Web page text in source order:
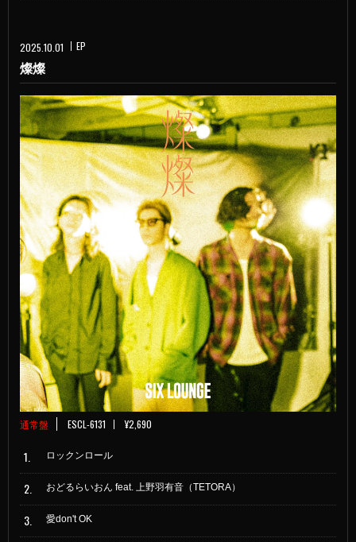
2025.10.01
EP
燦燦
通常盤 ESCL-6131 ¥2,690
1. ロックンロール
2. おどるらいおん feat. 上野羽有音（TETORA）
3. 愛don't OK